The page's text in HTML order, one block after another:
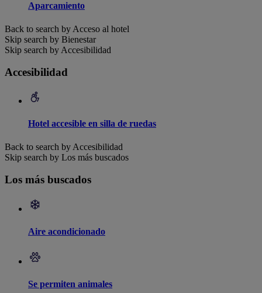
Aparcamiento
Back to search by Acceso al hotel
Skip search by Bienestar
Skip search by Accesibilidad
Accesibilidad
Hotel accesible en silla de ruedas
Back to search by Accesibilidad
Skip search by Los más buscados
Los más buscados
Aire acondicionado
Se permiten animales